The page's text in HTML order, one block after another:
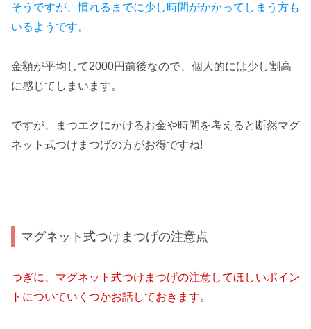
そうですが、慣れるまでに少し時間がかかってしまう方も
いるようです。
金額が平均して2000円前後なので、個人的には少し割高
に感じてしまいます。
ですが、まつエクにかけるお金や時間を考えると断然マグ
ネット式つけまつげの方がお得ですね!
マグネット式つけまつげの注意点
つぎに、マグネット式つけまつげの注意してほしいポイン
トについていくつかお話しておきます。